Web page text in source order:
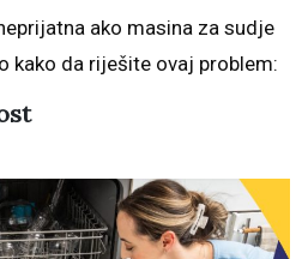
ako masina za sudje
kako da riješite ovaj problem: